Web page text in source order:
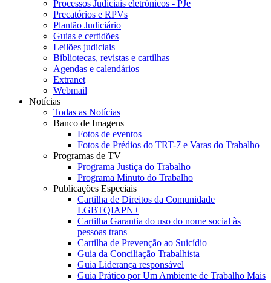
Processos Judiciais eletrônicos - PJe
Precatórios e RPVs
Plantão Judiciário
Guias e certidões
Leilões judiciais
Bibliotecas, revistas e cartilhas
Agendas e calendários
Extranet
Webmail
Notícias
Todas as Notícias
Banco de Imagens
Fotos de eventos
Fotos de Prédios do TRT-7 e Varas do Trabalho
Programas de TV
Programa Justiça do Trabalho
Programa Minuto do Trabalho
Publicações Especiais
Cartilha de Direitos da Comunidade
LGBTQIAPN+
Cartilha Garantia do uso do nome social às
pessoas trans
Cartilha de Prevenção ao Suicídio
Guia da Conciliação Trabalhista
Guia Liderança responsável
Guia Prático por Um Ambiente de Trabalho Mais